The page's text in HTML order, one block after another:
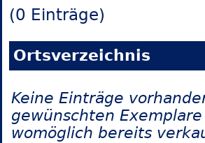
(0 Einträge)
Ortsverzeichnis
Keine Einträge
gewünschten
womöglich bereits